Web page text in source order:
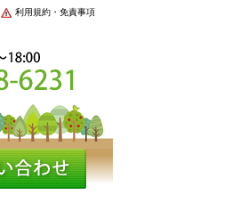
利用規約・免責事項